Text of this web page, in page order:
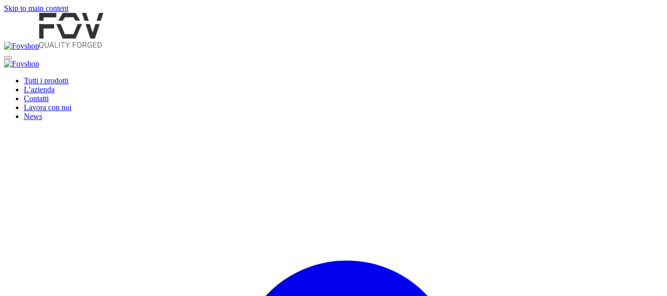
Skip to main content
Tutti i prodotti
L’azienda
Contatti
Lavora con noi
News